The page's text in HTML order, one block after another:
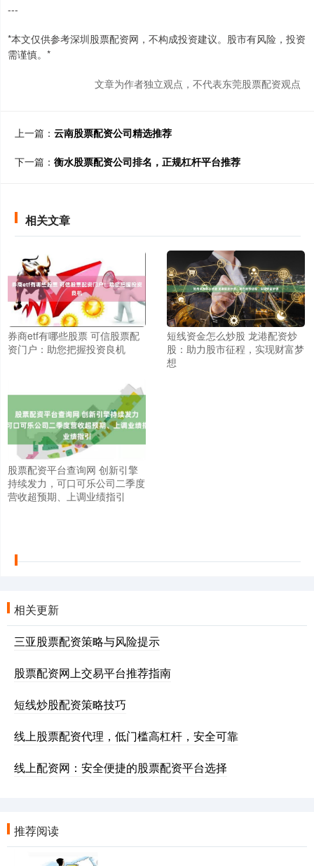
---
*本文仅供参考深圳股票配资网，不构成投资建议。股市有风险，投资
需谨慎。*
文章为作者独立观点，不代表东莞股票配资观点
上一篇： 云南股票配资公司精选推荐
下一篇： 衡水股票配资公司排名，正规杠杆平台推荐
相关文章
券商etf有哪些股票 可信股票配
资门户：助您把握投资良机
短线资金怎么炒股 龙港配资炒
股：助力股市征程，实现财富梦
想
股票配资平台查询网 创新引擎
持续发力，可口可乐公司二季度
营收超预期、上调业绩指引
相关更新
三亚股票配资策略与风险提示
股票配资网上交易平台推荐指南
短线炒股配资策略技巧
线上股票配资代理，低门槛高杠杆，安全可靠
线上配资网：安全便捷的股票配资平台选择
推荐阅读